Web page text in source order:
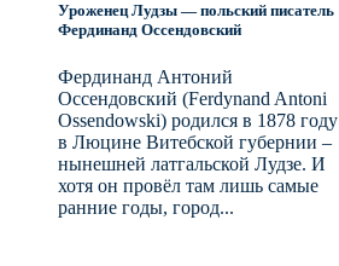
Уроженец Лудзы — польский писатель
Фердинанд Оссендовский
Фердинанд Антоний
Оссендовский (Ferdynand Antoni
Ossendowski) родился в 1878 году
в Люцине Витебской губернии –
нынешней латгальской Лудзе. И
хотя он провёл там лишь самые
ранние годы, город...